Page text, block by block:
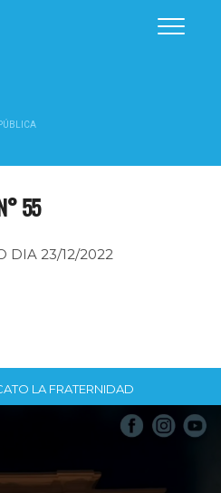
55
DIA 23/12/2022
LA FRATERNIDAD